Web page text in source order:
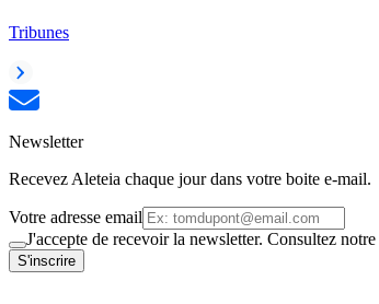
Tribunes
Newsletter
Recevez Aleteia chaque jour dans votre boite e-mail.
Votre adresse email
J'accepte de recevoir la newsletter. Consultez notre
S'inscrire